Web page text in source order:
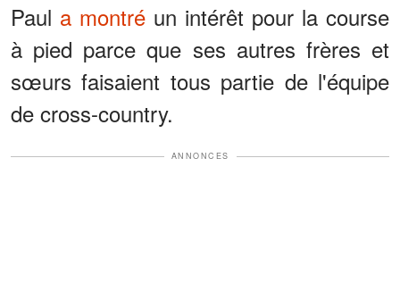
Paul a montré un intérêt pour la course
à pied parce que ses autres frères et
sœurs faisaient tous partie de l'équipe
de cross-country.
ANNONCES